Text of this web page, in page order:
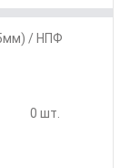
/ НПФ
0 шт.